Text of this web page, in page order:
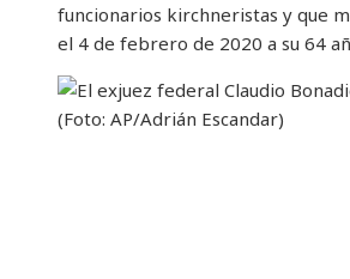
funcionarios kirchneristas y que
el 4 de febrero de 2020 a su 64